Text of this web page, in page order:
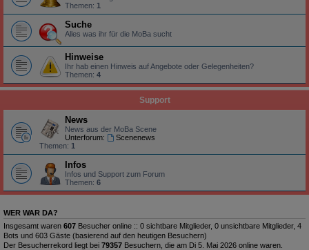
Themen: 1
Suche
Alles was ihr für die MoBa sucht
Hinweise
Ihr hab einen Hinweis auf Angebote oder Gelegenheiten?
Themen: 4
Support
News
News aus der MoBa Scene
Unterforum:
Scenenews
Themen: 1
Infos
Infos und Support zum Forum
Themen: 6
WER WAR DA?
Insgesamt waren 607 Besucher online :: 0 sichtbare Mitglieder, 0 unsichtbare Mitglieder, 4
Bots und 603 Gäste (basierend auf den heutigen Besuchern)
Der Besucherrekord liegt bei 79357 Besuchern, die am Di 5. Mai 2026 online waren.